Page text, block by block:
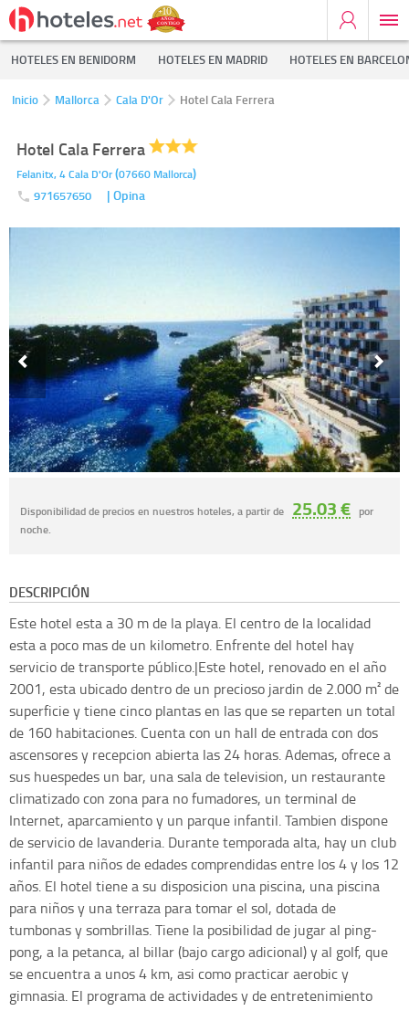
HOTELES EN BENIDORM HOTELES EN MADRID HOTELES EN
Inicio Mallorca Cala D'Or Hotel Cala Ferrera
Hotel Cala Ferrera
Felanitx, 4Cala D'Or(07660 Mallorca)
971657650 | Opina
Disponibilidad de precios en nuestros hoteles, a partir de 25.03 € por
noche.
DESCRIPCIÓN
Este hotel esta a 30 m de la playa. El centro de la localidad
esta a poco mas de un kilometro. Enfrente del hotel hay
servicio de transporte público.|Este hotel, renovado en el año
2001, esta ubicado dentro de un precioso jardin de 2.000 m² de
superficie y tiene cinco plantas en las que se reparten un total
de 160 habitaciones. Cuenta con un hall de entrada con dos
ascensores y recepcion abierta las 24 horas. Ademas, ofrece a
sus huespedes un bar, una sala de television, un restaurante
climatizado con zona para no fumadores, un terminal de
Internet, aparcamiento y un parque infantil. Tambien dispone
de servicio de lavanderia. Durante temporada alta, hay un club
infantil para niños de edades comprendidas entre los 4 y los 12
años. El hotel tiene a su disposicion una piscina, una piscina
para niños y una terraza para tomar el sol, dotada de
tumbonas y sombrillas. Tiene la posibilidad de jugar al ping-
pong, a la petanca, al billar (bajo cargo adicional) y al golf, que
se encuentra a unos 4 km, asi como practicar aerobic y
gimnasia. El programa de actividades y de entretenimiento